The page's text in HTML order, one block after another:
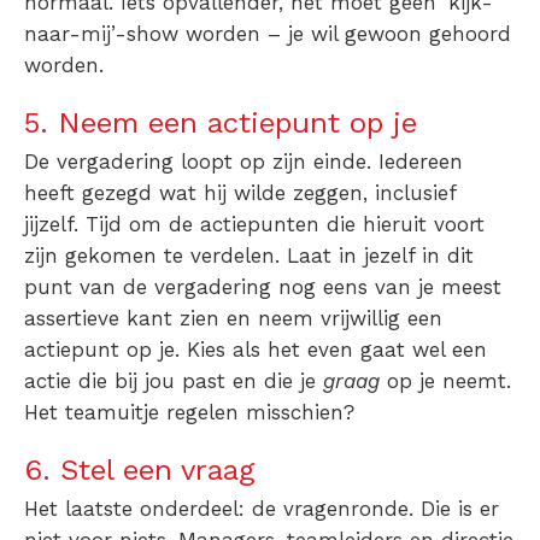
naar-mij’-show worden – je wil gewoon gehoord
worden.
5. Neem een actiepunt op je
De vergadering loopt op zijn einde. Iedereen
heeft gezegd wat hij wilde zeggen, inclusief
jijzelf. Tijd om de actiepunten die hieruit voort
zijn gekomen te verdelen. Laat in jezelf in dit
punt van de vergadering nog eens van je meest
assertieve kant zien en neem vrijwillig een
actiepunt op je. Kies als het even gaat wel een
actie die bij jou past en die je graag op je neemt.
Het teamuitje regelen misschien?
6. Stel een vraag
Het laatste onderdeel: de vragenronde. Die is er